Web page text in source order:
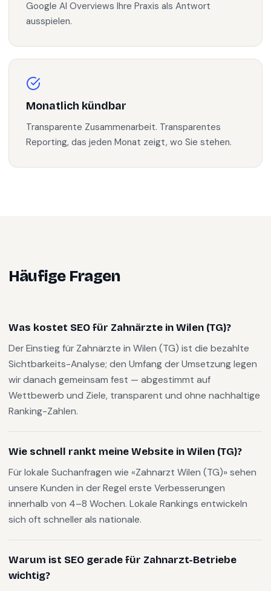
Google AI Overviews Ihre Praxis als Antwort
ausspielen.
Monatlich kündbar
Transparente Zusammenarbeit. Transparentes
Reporting, das jeden Monat zeigt, wo Sie stehen.
Häufige Fragen
Was kostet SEO für Zahnärzte in Wilen (TG)?
Der Einstieg für Zahnärzte in Wilen (TG) ist die bezahlte
Sichtbarkeits-Analyse; den Umfang der Umsetzung legen
wir danach gemeinsam fest — abgestimmt auf
Wettbewerb und Ziele, transparent und ohne nachhaltige
Ranking-Zahlen.
Wie schnell rankt meine Website in Wilen (TG)?
Für lokale Suchanfragen wie «Zahnarzt Wilen (TG)» sehen
unsere Kunden in der Regel erste Verbesserungen
innerhalb von 4–8 Wochen. Lokale Rankings entwickeln
sich oft schneller als nationale.
Warum ist SEO gerade für Zahnarzt-Betriebe
wichtig?